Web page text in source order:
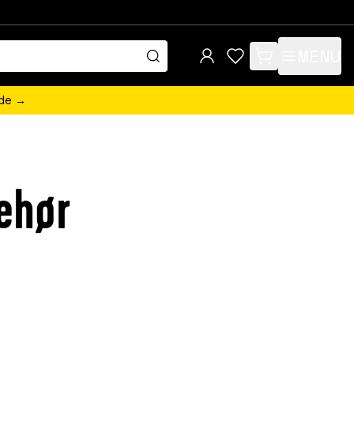
items in cart, view
→